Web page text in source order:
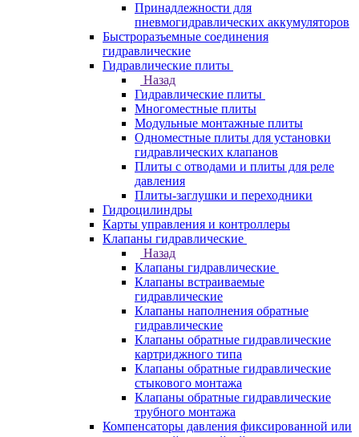
Принадлежности для
пневмогидравлических аккумуляторов
Быстроразъемные соединения
гидравлические
Гидравлические плиты
Назад
Гидравлические плиты
Многоместные плиты
Модульные монтажные плиты
Одноместные плиты для установки
гидравлических клапанов
Плиты с отводами и плиты для реле
давления
Плиты-заглушки и переходники
Гидроцилиндры
Карты управления и контроллеры
Клапаны гидравлические
Назад
Клапаны гидравлические
Клапаны встраиваемые
гидравлические
Клапаны наполнения обратные
гидравлические
Клапаны обратные гидравлические
картриджного типа
Клапаны обратные гидравлические
стыкового монтажа
Клапаны обратные гидравлические
трубного монтажа
Компенсаторы давления фиксированной или